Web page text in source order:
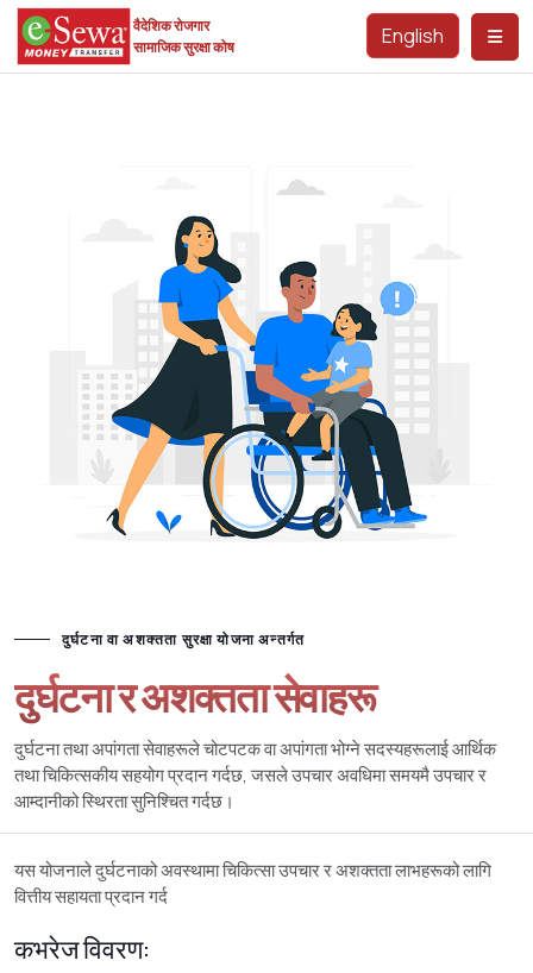
वैदेशिक रोजगार
सामाजिक सुरक्षा कोष
English
दुर्घटना वा अशक्तता सुरक्षा योजना अन्तर्गत
दुर्घटना र अशक्तता सेवाहरू
दुर्घटना तथा अपांगता सेवाहरूले चोटपटक वा अपांगता भोग्ने सदस्यहरूलाई आर्थिक
तथा चिकित्सकीय सहयोग प्रदान गर्दछ, जसले उपचार अवधिमा समयमै उपचार र
आम्दानीको स्थिरता सुनिश्चित गर्दछ।
यस योजनाले दुर्घटनाको अवस्थामा चिकित्सा उपचार र अशक्तता लाभहरूको लागि
वित्तीय सहायता प्रदान गर्द
कभरेज विवरण: